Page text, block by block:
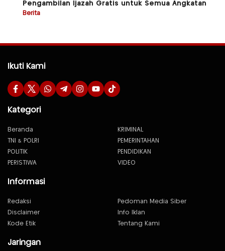
Pengambilan Ijazah Gratis untuk Semua Angkatan
Berita
Ikuti Kami
Kategori
Beranda
KRIMINAL
TNI & POLRI
PEMERINTAHAN
POLITIK
PENDIDIKAN
PERISTIWA
VIDEO
Informasi
Redaksi
Pedoman Media Siber
Disclaimer
Info Iklan
Kode Etik
Tentang Kami
Jaringan